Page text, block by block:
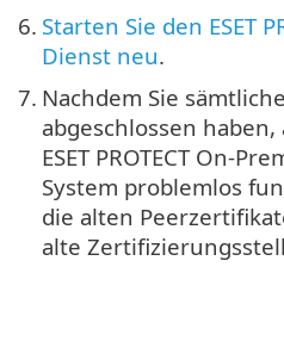
6. Starten Sie den ESET
Dienst neu.
7. Nachdem Sie
abgeschlossen
ESET PROTECT On-
System problemlos
die alten
alte